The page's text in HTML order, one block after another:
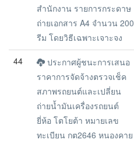
สำนักงาน รายการกระดาษ
ถ่ายเอกสาร A4 จำนวน 200
รีม โดยวิธีเฉพาะเจาะจง
44
ประกาศผู้ชนะการเสนอ
ราคาการจัดจ้างตรวจเช็ค
สภาพรถยนต์และเปลี่ยน
ถ่ายน้ำมันเครื่องรถยนต์
ยี่ห้อ โตโยต้า หมายเลข
ทะเบียน กต2646 หนองคาย